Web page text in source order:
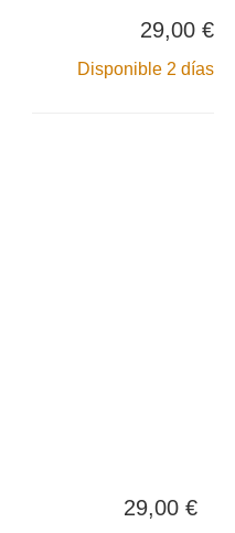
29,00 €
Disponible 2 días
29,00 €